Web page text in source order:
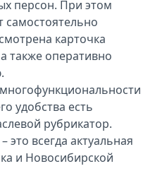
персон. При этом
самостоятельно
карточка
также оперативно
удобства есть
рубрикатор.
это всегда актуальная
и Новосибирской